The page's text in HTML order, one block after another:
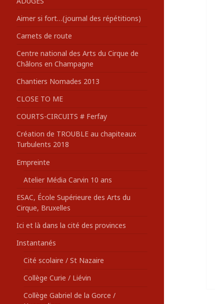
:Aimer si fort…(journal des répétitions)
Carnets de route
Centre national des Arts du Cirque de
Châlons en Champagne
Chantiers Nomades 2013
CLOSE TO ME
COURTS-CIRCUITS # Ferfay
Création de TROUBLE au chapiteaux
Turbulents 2018
Empreinte
Atelier Média Carvin 10 ans
ESAC, École Supérieure des Arts du
Cirque, Bruxelles
Ici et là dans la cité des provinces
Instantanés
Cité scolaire / St Nazaire
Collège Curie / Liévin
Collège Gabriel de la Gorce /